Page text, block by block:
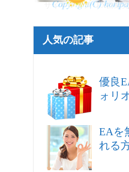
サイトマップ - FX自動
人気の記事
優良
ォリ
EAを
れる